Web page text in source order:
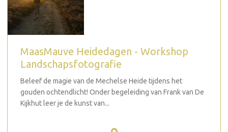
MaasMauve Heidedagen - Workshop
Landschapsfotografie
Beleef de magie van de Mechelse Heide tijdens het
gouden ochtendlicht! Onder begeleiding van Frank van De
Kijkhut leer je de kunst van...